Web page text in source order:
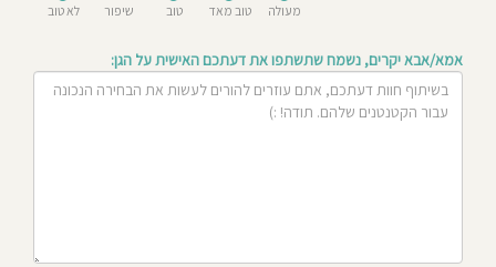
מעולה טוב מאד טוב
שיפור
לא טוב
אמא/אבא יקרים, נשמח שתשתפו את דעתכם האישית על הגן: